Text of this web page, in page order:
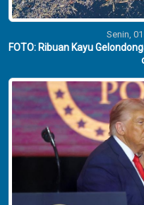
Senin,
FOTO: Ribuan Kayu